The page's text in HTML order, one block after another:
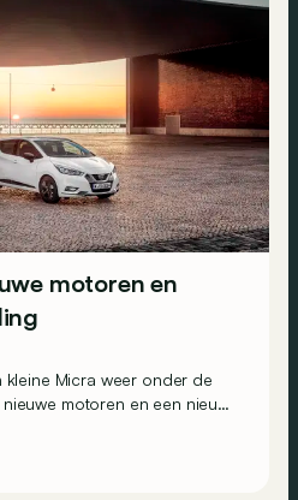
motoren en
Micra weer onder de
motoren en een nieuwe